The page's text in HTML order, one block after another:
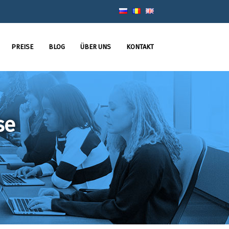
PREISE BLOG ÜBER UNS KONTAKT